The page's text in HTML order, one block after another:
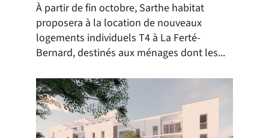
À partir de fin octobre, Sarthe habitat
proposera à la location de nouveaux
logements individuels T4 à La Ferté-
Bernard, destinés aux ménages dont les...